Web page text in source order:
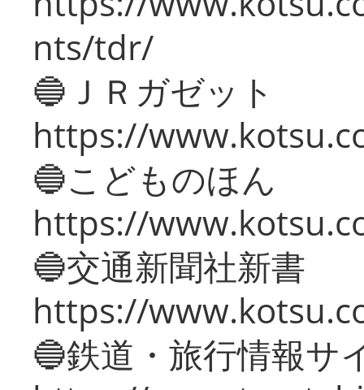
nts/tdr/
🔵ＪＲガゼット
https://
🔵こどものほん
https://
🔵交通新聞社新書
https://
🔵鉄道・旅行情報サ